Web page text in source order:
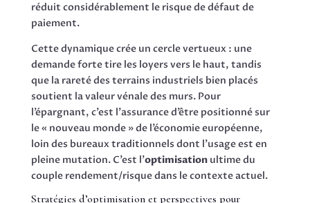
réduit considérablement le risque de défaut de
paiement.
Cette dynamique crée un cercle vertueux : une
demande forte tire les loyers vers le haut, tandis
que la rareté des terrains industriels bien placés
soutient la valeur vénale des murs. Pour
l’épargnant, c’est l’assurance d’être positionné sur
le « nouveau monde » de l’économie européenne,
loin des bureaux traditionnels dont l’usage est en
pleine mutation. C’est l’optimisationultime du
couple rendement/risque dans le contexte actuel.
Stratégies d’optimisation et perspectives pour